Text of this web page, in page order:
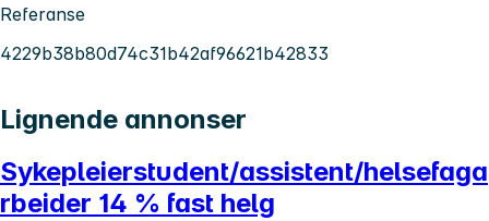
Referanse
4229b38b80d74c31b42af96621b42833
Lignende annonser
Sykepleierstudent/assistent/helsefaga
rbeider 14 % fast helg